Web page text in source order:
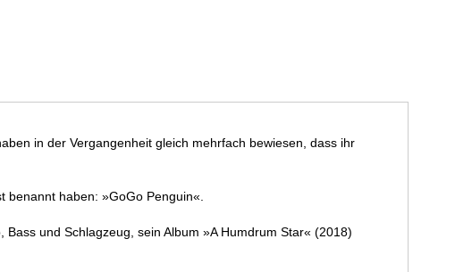
in der Vergangenheit gleich mehrfach bewiesen, dass ihr
haben: »GoGo Penguin«.
und Schlagzeug, sein Album »A Humdrum Star« (2018)